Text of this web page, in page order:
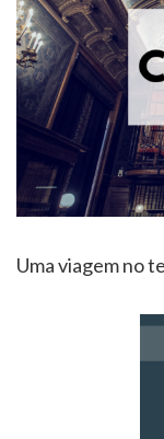
Uma viagem no